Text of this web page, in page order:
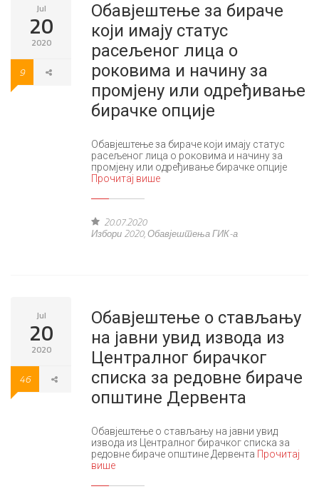
Jul
20
2020
9
Обавјештење за бираче
који имају статус
расељеног лица о
роковима и начину за
промјену или одређивање
бирачке опције
Обавјештење за бираче који имају статус
расељеног лица о роковима и начину за
промјену или одређивање бирачке опције
Прочитај више
20.07.2020
Избори 2020,Обавјештења ГИК-а
Jul
20
2020
46
Обавјештење о стављању
на јавни увид извода из
Централног бирачког
списка за редовне бираче
општине Дервента
Обавјештење о стављању на јавни увид
извода из Централног бирачког списка за
редовне бираче општине Дервента Прочитај
више